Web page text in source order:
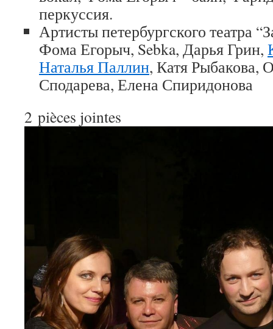
перкуссия.
Артисты петербургского театра
Фома Егорыч, Sebka, Дарья Грин,
Наталья Паллин, Катя Рыбакова,
Сподарева, Елена Спиридонова
2 pièces jointes